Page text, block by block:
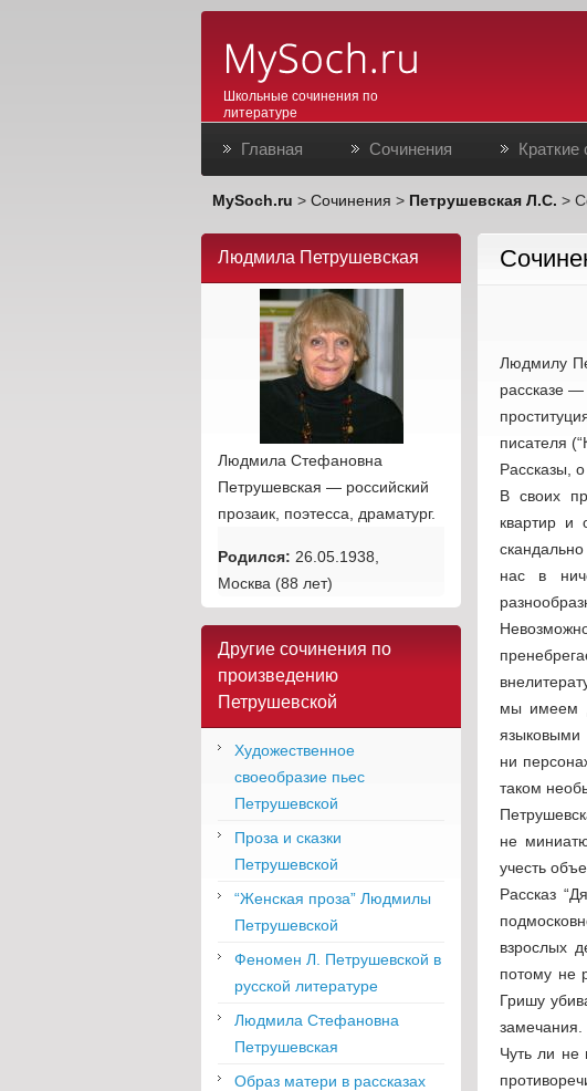
Школьные сочинения по
литературе
Главная Сочинения Краткие
MySoch.ru > Сочинения > Петрушевская Л.С. >
Людмила Петрушевская
Людмила Стефановна
Петрушевская — российский
прозаик, поэтесса, драматург.
Родился: 26.05.1938,
Москва (88 лет)
Другие сочинения по
произведению
Петрушевской
Художественное
своеобразие пьес
Петрушевской
Проза и сказки
Петрушевской
“Женская проза” Людмилы
Петрушевской
Феномен Л. Петрушевской в
русской литературе
Людмила Стефановна
Петрушевская
Образ матери в рассказах
Людмилу
рассказе
писателя
Рассказы,
В своих
квартир и
нас в
мы имеем
языковыми
ни
таком
не
учесть
Рассказ
взрослых
потому не
Гришу
замечания.
Чуть ли не